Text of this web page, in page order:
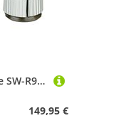
SHIMANO Di2 Dura-Ace SW-R9160 TT/Triathlonschalter
149,95 €